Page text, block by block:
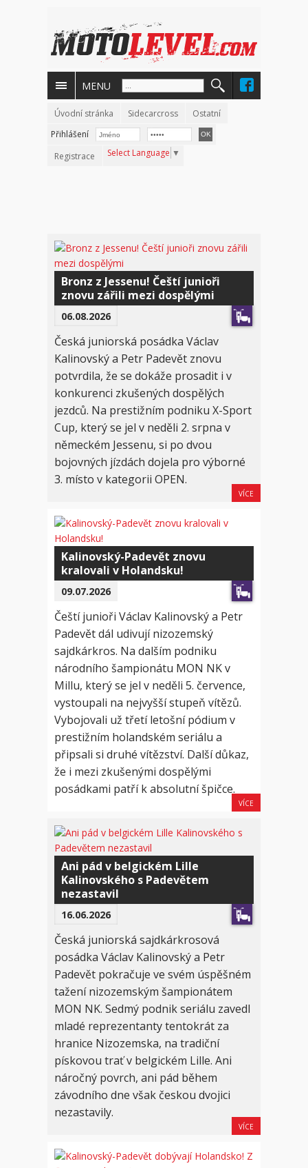
MENU
Úvodní stránka Sidecarcross
Ostatní
Přihlášení
Registrace
Select Language ▼
Bronz z Jessenu! Čeští junioři
znovu zářili mezi dospělými
06.08.2026
Česká juniorská posádka Václav
Kalinovský a Petr Padevět znovu
potvrdila, že se dokáže prosadit i v
konkurenci zkušených dospělých
jezdců. Na prestižním podniku X-Sport
Cup, který se jel v neděli 2. srpna v
německém Jessenu, si po dvou
bojovných jízdách dojela pro výborné
3. místo v kategorii OPEN.
VÍCE
Kalinovský-Padevět znovu
kralovali v Holandsku!
09.07.2026
Čeští junioři Václav Kalinovský a Petr
Padevět dál udivují nizozemský
sajdkárkros. Na dalším podniku
národního šampionátu MON NK v
Millu, který se jel v neděli 5. července,
vystoupali na nejvyšší stupeň vítězů.
Vybojovali už třetí letošní pódium v
prestižním holandském seriálu a
připsali si druhé vítězství. Další důkaz,
že i mezi zkušenými dospělými
posádkami patří k absolutní špičce.
VÍCE
Ani pád v belgickém Lille
Kalinovského s Padevětem
nezastavil
16.06.2026
Česká juniorská sajdkárkrosová
posádka Václav Kalinovský a Petr
Padevět pokračuje ve svém úspěšném
tažení nizozemským šampionátem
MON NK. Sedmý podnik seriálu zavedl
mladé reprezentanty tentokrát za
hranice Nizozemska, na tradiční
pískovou trať v belgickém Lille. Ani
náročný povrch, ani pád během
závodního dne však českou dvojici
nezastavily.
VÍCE